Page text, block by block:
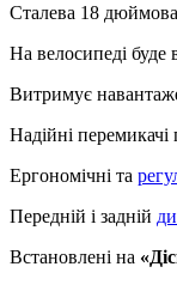
Сталева 18 дюймова
На велосипеді буде
Витримує
Надійні
Ергономічні та
Передній і задній
Встановлені на